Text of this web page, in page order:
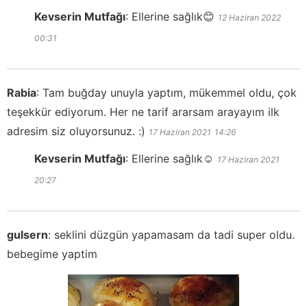
Kevserin Mutfağı: Ellerine sağlık😊 12 Haziran 2022
00:31
Rabia: Tam buğday unuyla yaptım, mükemmel oldu, çok
teşekkür ediyorum. Her ne tarif ararsam arayayım ilk
adresim siz oluyorsunuz. :) 17 Haziran 2021 14:26
Kevserin Mutfağı: Ellerine sağlık☺️ 17 Haziran 2021
20:27
gulsern: seklini düzgün yapamasam da tadi super oldu.
bebegime yaptim